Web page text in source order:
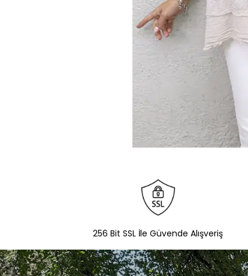
256 Bit SSL İle Güvende Alışveriş